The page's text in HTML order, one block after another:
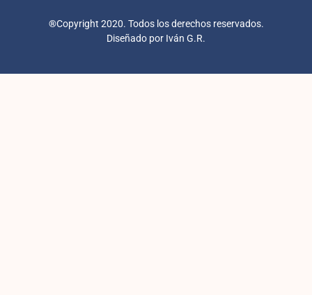
®Copyright 2020. Todos los derechos reservados.
Diseñado por Iván G.R.